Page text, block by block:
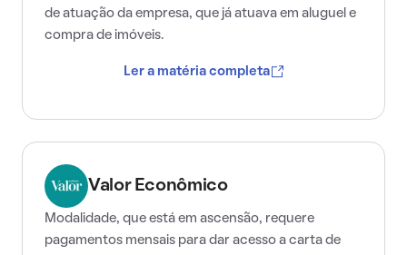
de atuação da empresa, que já atuava em aluguel e
compra de imóveis.
Ler a matéria completa
Valor Econômico
Modalidade, que está em ascensão, requere
pagamentos mensais para dar acesso a carta de